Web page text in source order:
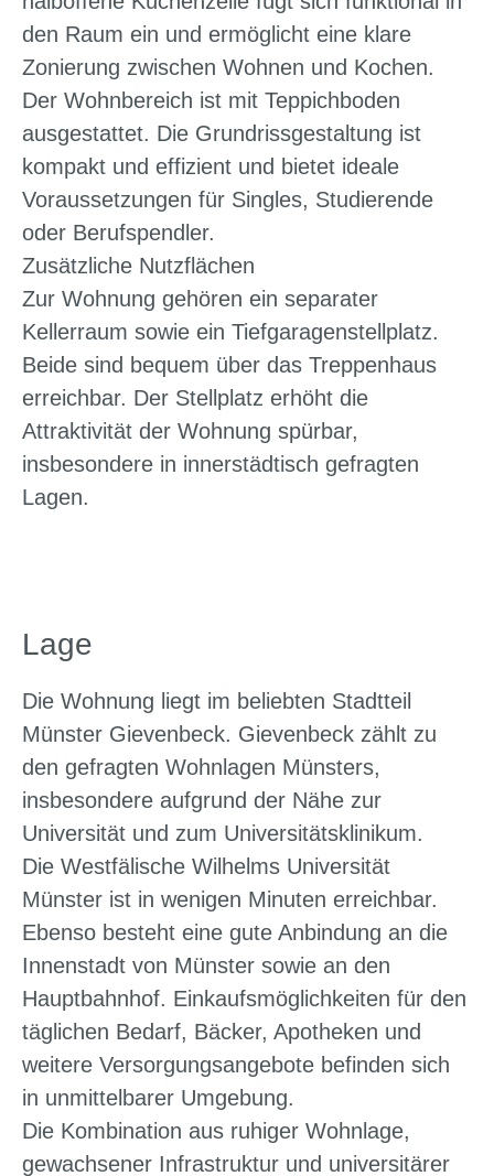
den Raum ein und ermöglicht eine klare
Zonierung zwischen Wohnen und Kochen.
Der Wohnbereich ist mit Teppichboden
ausgestattet. Die Grundrissgestaltung ist
kompakt und effizient und bietet ideale
Voraussetzungen für Singles, Studierende
oder Berufspendler.
Zusätzliche Nutzflächen
Zur Wohnung gehören ein separater
Kellerraum sowie ein Tiefgaragenstellplatz.
Beide sind bequem über das Treppenhaus
erreichbar. Der Stellplatz erhöht die
Attraktivität der Wohnung spürbar,
insbesondere in innerstädtisch gefragten
Lagen.
Lage
Die Wohnung liegt im beliebten Stadtteil
Münster Gievenbeck. Gievenbeck zählt zu
den gefragten Wohnlagen Münsters,
insbesondere aufgrund der Nähe zur
Universität und zum Universitätsklinikum.
Die Westfälische Wilhelms Universität
Münster ist in wenigen Minuten erreichbar.
Ebenso besteht eine gute Anbindung an die
Innenstadt von Münster sowie an den
Hauptbahnhof. Einkaufsmöglichkeiten für den
täglichen Bedarf, Bäcker, Apotheken und
weitere Versorgungsangebote befinden sich
in unmittelbarer Umgebung.
Die Kombination aus ruhiger Wohnlage,
gewachsener Infrastruktur und universitärer